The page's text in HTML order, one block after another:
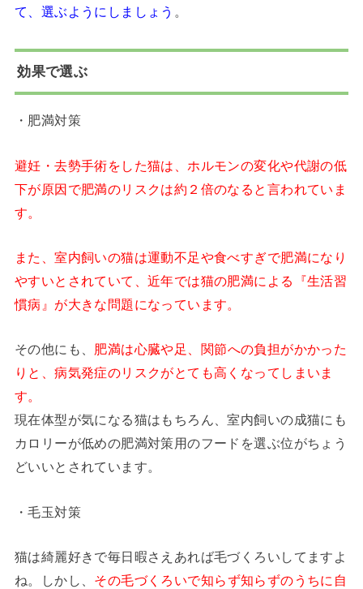
て、選ぶようにしましょう 。
効果で選ぶ
・肥満対策
避妊・去勢手術をした猫は、ホルモンの変化や代謝の低
下が原因で肥満のリスクは約２倍のなると言われていま
す。
また、室内飼いの猫は運動不足や食べすぎで肥満になり
やすいとされていて、近年では猫の肥満による『生活習
慣病』が大きな問題になっています。
その他にも、 肥満は心臓や足、関節への負担がかかった
りと、病気発症のリスクがとても高くなってしまいま
す。
現在体型が気になる猫はもちろん、室内飼いの成猫にも
カロリーが低めの肥満対策用のフードを選ぶ位がちょう
どいいとされています。
・毛玉対策
猫は綺麗好きで毎日暇さえあれば毛づくろいしてますよ
ね。しかし、 その毛づくろいで知らず知らずのうちに自